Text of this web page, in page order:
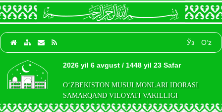
Ўз O‘z
2026 yil 6 avgust / 1448 yil 23 Safar
O‘ZBEKISTON MUSULMONLARI IDORASI
SAMARQAND VILOYATI VAKILLIGI